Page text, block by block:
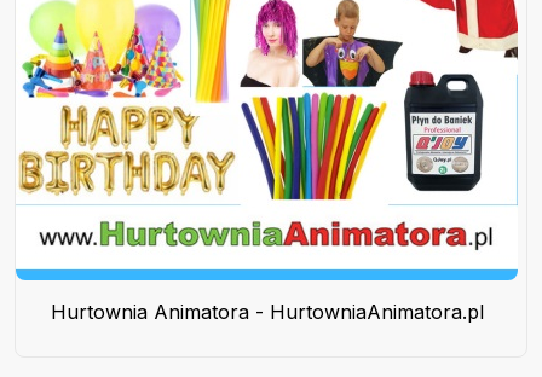
Hurtownia Animatora - HurtowniaAnimatora.pl